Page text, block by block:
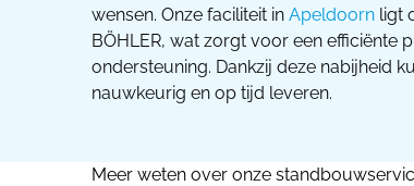
wensen. Onze faciliteit in Apeldoorn ligt
BÖHLER, wat zorgt voor een efficiënte
ondersteuning. Dankzij deze nabijheid
nauwkeurig en op tijd leveren.
Meer weten over onze